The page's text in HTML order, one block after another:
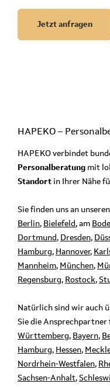
Jetzt anfragen
HAPEKO –
HAPEKO verbindet
Personalberatung mit
Standort in Ihrer Nähe
Sie finden uns an
Berlin, Bielefeld, am
Dortmund, Dresden,
Hamburg, Hannover,
Mannheim, München,
Regensburg, Rostock,
Natürlich sind wir auch
Sie die Ansprechpartner
Württemberg, Bayern,
Hamburg, Hessen,
Nordrhein-Westfalen,
Sachsen-Anhalt,